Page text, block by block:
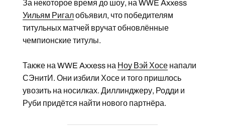
За некоторое время до шоу, на WWE Axxess
Уильям Ригалобъявил, что победителям
титульных матчей вручат обновлённые
чемпионские титулы.
Также на WWE Axxess на Ноу Вэй Хосенапали
СЭнитИ. Они избили Хосе и того пришлось
увозить на носилках. Диллинджеру, Родди и
Руби придётся найти нового партнёра.